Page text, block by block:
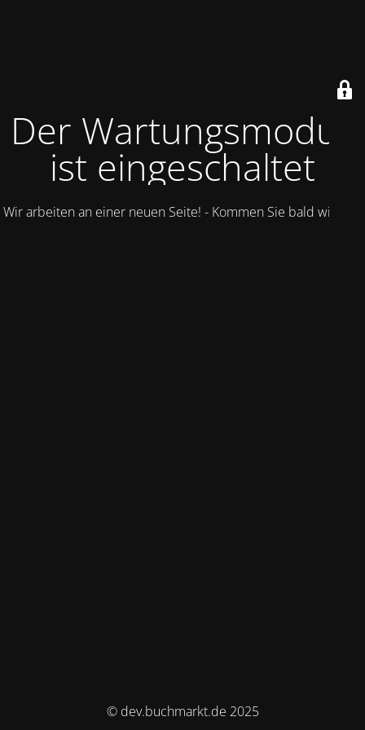
Der Wartungsmodus
ist eingeschaltet
Wir arbeiten an einer neuen Seite! - Kommen Sie bald wieder.
© dev.buchmarkt.de 2025